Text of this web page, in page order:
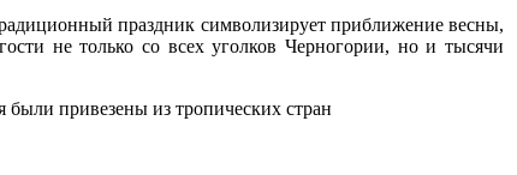
праздник символизирует приближение весны,
не только со всех уголков Черногории, но и тысячи
были привезены из тропических стран